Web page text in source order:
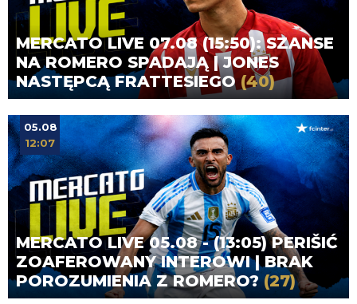
MERCATO LIVE 07.08 (15:50): SZANSE
NA ROMERO SPADAJĄ | JONES
NASTĘPCĄ FRATTESIEGO(40)
MERCATO LIVE 05.08 - (13:05) PERIŠIĆ
ZOAFEROWANY INTEROWI | BRAK
POROZUMIENIA Z ROMERO?(27)
05.08
12:07